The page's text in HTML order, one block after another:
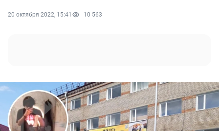
20 октября 2022, 15:41 10 563